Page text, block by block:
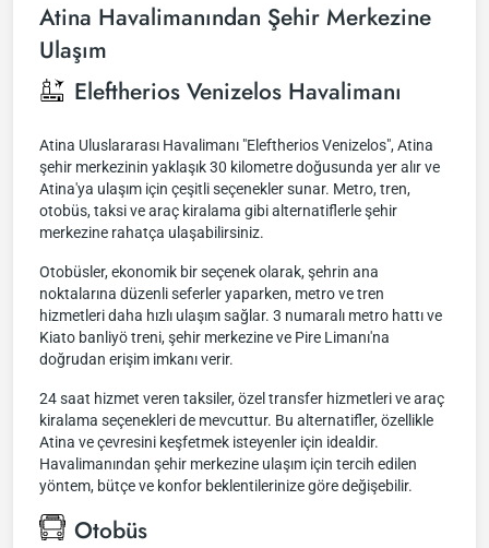
Atina Havalimanından Şehir Merkezine
Ulaşım
Eleftherios Venizelos Havalimanı
Atina Uluslararası Havalimanı "Eleftherios Venizelos", Atina
şehir merkezinin yaklaşık 30 kilometre doğusunda yer alır ve
Atina'ya ulaşım için çeşitli seçenekler sunar. Metro, tren,
otobüs, taksi ve araç kiralama gibi alternatiflerle şehir
merkezine rahatça ulaşabilirsiniz.
Otobüsler, ekonomik bir seçenek olarak, şehrin ana
noktalarına düzenli seferler yaparken, metro ve tren
hizmetleri daha hızlı ulaşım sağlar. 3 numaralı metro hattı ve
Kiato banliyö treni, şehir merkezine ve Pire Limanı'na
doğrudan erişim imkanı verir.
24 saat hizmet veren taksiler, özel transfer hizmetleri ve araç
kiralama seçenekleri de mevcuttur. Bu alternatifler, özellikle
Atina ve çevresini keşfetmek isteyenler için idealdir.
Havalimanından şehir merkezine ulaşım için tercih edilen
yöntem, bütçe ve konfor beklentilerinize göre değişebilir.
Otobüs